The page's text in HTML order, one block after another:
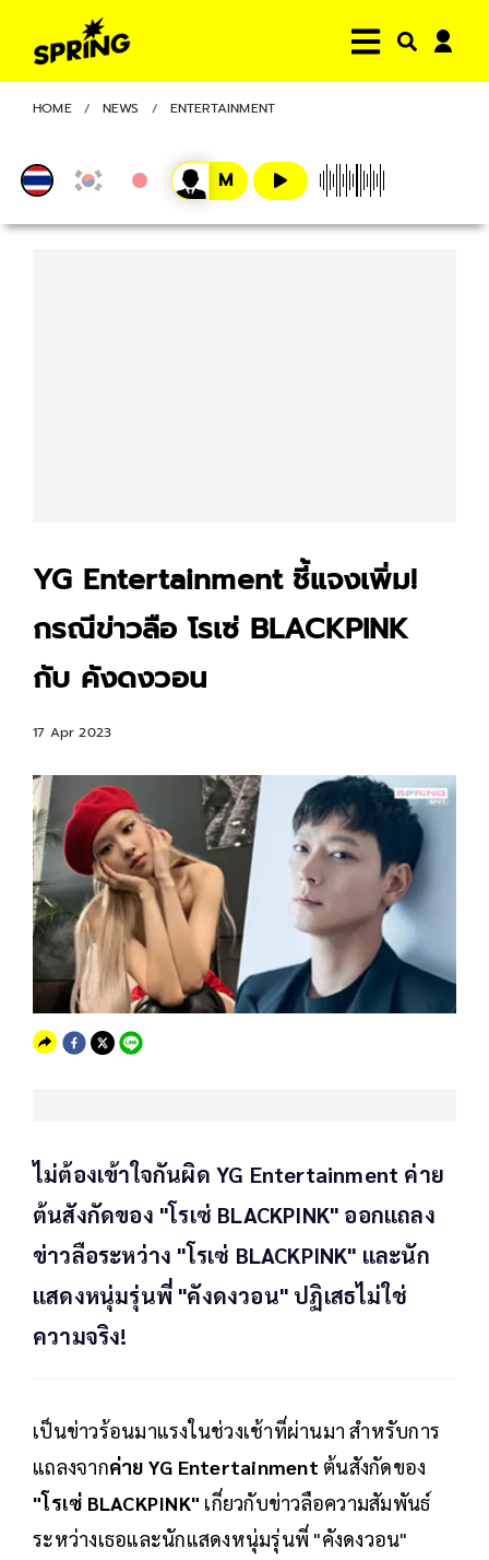
HOME NEWS ENTERTAINMENT
YG Entertainment ชี้แจงเพิ่ม!
กรณีข่าวลือ โรเซ่ BLACKPINK
กับ คังดงวอน
17 Apr 2023
ไม่ต้องเข้าใจกันผิด YG Entertainment ค่าย
ต้นสังกัดของ "โรเซ่ BLACKPINK" ออกแถลง
ข่าวลือระหว่าง "โรเซ่ BLACKPINK" และนัก
แสดงหนุ่มรุ่นพี่ "คังดงวอน" ปฏิเสธไม่ใช่
ความจริง!
เป็นข่าวร้อนมาแรงในช่วงเช้าที่ผ่านมา สำหรับการ
แถลงจากค่าย YG Entertainment ต้นสังกัดของ
"โรเซ่ BLACKPINK" เกี่ยวกับข่าวลือความสัมพันธ์
ระหว่างเธอและนักแสดงหนุ่มรุ่นพี่ "คังดงวอน"